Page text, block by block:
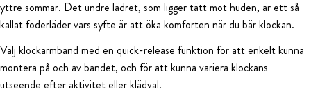
yttre sömmar. Det undre lädret, som ligger tätt mot huden, är ett så
kallat foderläder vars syfte är att öka komforten när du bär klockan.
Välj klockarmband med en quick-release funktion för att enkelt kunna
montera på och av bandet, och för att kunna variera klockans
utseende efter aktivitet eller klädval.